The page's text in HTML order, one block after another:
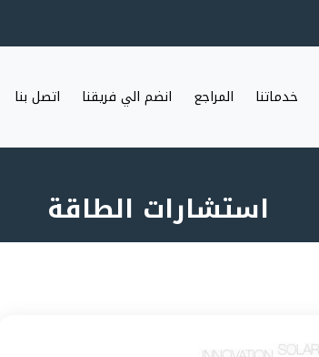
خدماتنا المراجع انضم الي فريقنا اتصل بنا
استشارات الطاقة